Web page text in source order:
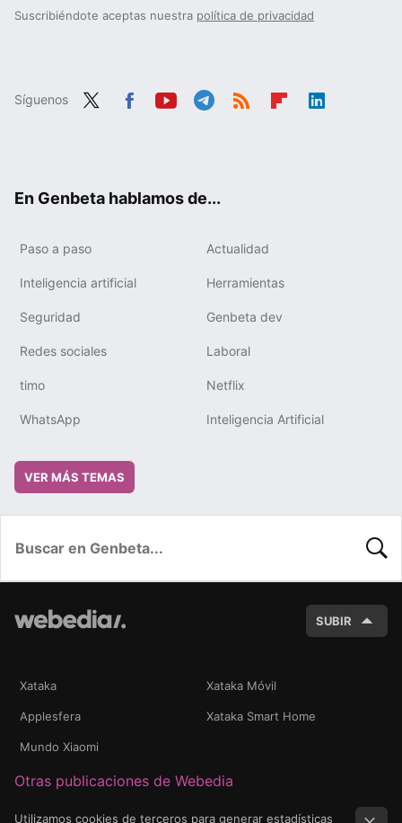
Suscribiéndote aceptas nuestra política de privacidad
Síguenos
En Genbeta hablamos de...
Paso a paso Actualidad
Inteligencia artificial Herramientas
Seguridad Genbeta dev
Redes sociales Laboral
timo Netflix
WhatsApp Inteligencia Artificial
VER MÁS TEMAS
SUBIR
Xataka Xataka Móvil
Applesfera Xataka Smart Home
Mundo Xiaomi
Otras publicaciones de Webedia
Utilizamos cookies de terceros para generar estadísticas